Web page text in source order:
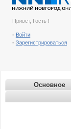
Привет, Гость !
- Войти
- Зарегистрироваться
Основное